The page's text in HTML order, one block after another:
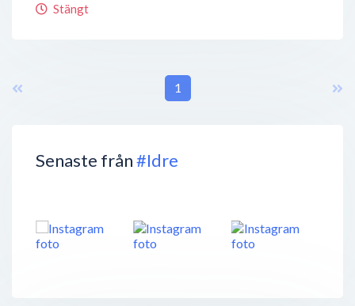
Senaste från#Idre
Stängt
1